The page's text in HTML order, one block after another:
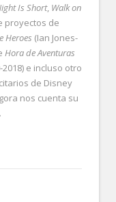
Is Short, Walk on
proyectos de
Heroes (Ian Jones-
Hora de Aventuras
e incluso otro
de Disney
nos cuenta su